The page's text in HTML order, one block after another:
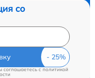
со
соглашаетесь cполитикой